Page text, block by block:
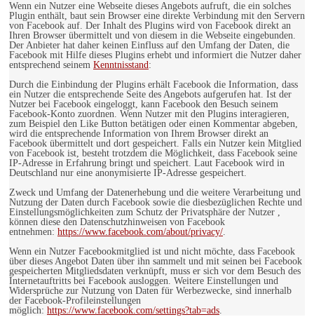
Wenn ein Nutzer eine Webseite dieses Angebots aufruft, die ein solches
Plugin enthält, baut sein Browser eine direkte Verbindung mit den Servern
von Facebook auf. Der Inhalt des Plugins wird von Facebook direkt an
Ihren Browser übermittelt und von diesem in die Webseite eingebunden.
Der Anbieter hat daher keinen Einfluss auf den Umfang der Daten, die
Facebook mit Hilfe dieses Plugins erhebt und informiert die Nutzer daher
entsprechend seinem Kenntnisstand:
Durch die Einbindung der Plugins erhält Facebook die Information, dass
ein Nutzer die entsprechende Seite des Angebots aufgerufen hat. Ist der
Nutzer bei Facebook eingeloggt, kann Facebook den Besuch seinem
Facebook-Konto zuordnen. Wenn Nutzer mit den Plugins interagieren,
zum Beispiel den Like Button betätigen oder einen Kommentar abgeben,
wird die entsprechende Information von Ihrem Browser direkt an
Facebook übermittelt und dort gespeichert. Falls ein Nutzer kein Mitglied
von Facebook ist, besteht trotzdem die Möglichkeit, dass Facebook seine
IP-Adresse in Erfahrung bringt und speichert. Laut Facebook wird in
Deutschland nur eine anonymisierte IP-Adresse gespeichert.
Zweck und Umfang der Datenerhebung und die weitere Verarbeitung und
Nutzung der Daten durch Facebook sowie die diesbezüglichen Rechte und
Einstellungsmöglichkeiten zum Schutz der Privatsphäre der Nutzer ,
können diese den Datenschutzhinweisen von Facebook
entnehmen: https://www.facebook.com/about/privacy/.
Wenn ein Nutzer Facebookmitglied ist und nicht möchte, dass Facebook
über dieses Angebot Daten über ihn sammelt und mit seinen bei Facebook
gespeicherten Mitgliedsdaten verknüpft, muss er sich vor dem Besuch des
Internetauftritts bei Facebook ausloggen. Weitere Einstellungen und
Widersprüche zur Nutzung von Daten für Werbezwecke, sind innerhalb
der Facebook-Profileinstellungen
möglich: https://www.facebook.com/settings?tab=ads.